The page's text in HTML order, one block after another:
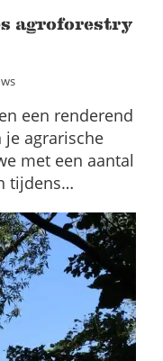
agroforestry
een renderend
agrarische
met een aantal
tijdens…
Nieuws